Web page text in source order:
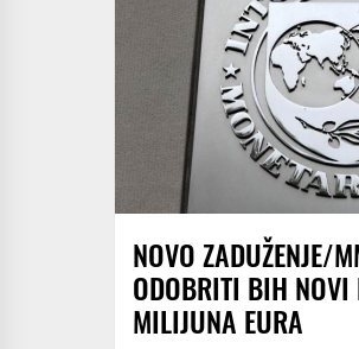
NOVO ZADUŽENJE/
ODOBRITI BIH
MILIJUNA EURA